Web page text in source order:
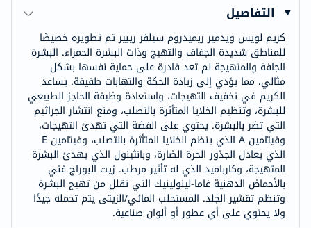
التفاصيل
كريم لويس ويدمير ريميدروم سيلفر ريبير تم تطويره خصيصًا
للمناطق شديدة الجفاف والتهيج وذات البشرة الحمراء. البشرة
الجافة والمتهيجة لم تعد قادرة على حماية نفسها بشكل
مثالي، مما يؤدي إلى زيادة الحكة والتهابات طفيفة. يساعد
الكريم في تخفيف التهيجات، واستعادة وظيفة الحاجز الطبيعي
للبشرة، وتنظيم الخلايا المتأثرة بالتصلب، ومنع انتشار الجراثيم
التي تضر بالبشرة. يحتوي على الفضة التي تهدئ التهيجات،
وفيتامين A الذي ينظم الخلايا المتأثرة بالتصلب، وفيتامين E
الذي يعادل الجذور الحرة الضارة، وبانثينول الذي يهدئ البشرة
المتهيجة، وكارباميد الذي له تأثير مرطب. زيت البوراج غني
بالأحماض الدهنية غاما-لينولينيك التي تقلل من تهيج البشرة
وتنظم تقشير الجلد. المستحلب المائي/الزيتى يتم تحمله جيدًا
ولا يحتوي على أي عطور أو ألوان صناعية.